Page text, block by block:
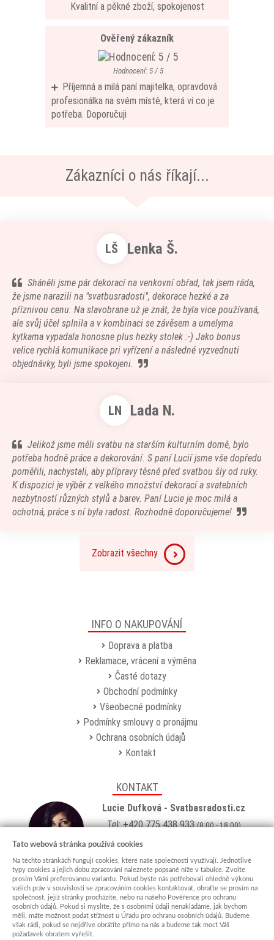
Kvalitní a pěkné zboží, spokojenost
Ověřený zákazník
Hodnocení: 5 / 5
Příjemná a milá paní majitelka, opravdová
profesionálka na svém místě, která ví co je
potřeba. Doporučuji
Zákazníci o nás říkají...
LŠ Lenka Š.
Sháněli jsme pár dekorací na venkovní obřad, tak jsem ráda,
že jsme narazili na "svatbusradosti", dekorace hezké a za
příznivou cenu. Na slavobrane už je znát, že byla vice používaná,
ale svůj účel splnila a v kombinaci se závěsem a umelyma
kytkama vypadala honosne plus hezky stolek :-) Jako bonus
velice rychlá komunikace pri vyřízení a následné vyzvednuti
objednávky, byli jsme spokojeni.
LN Lada N.
Jelikož jsme měli svatbu na starším kulturním domě, bylo
potřeba hodně práce a dekorování. S paní Lucií jsme vše dopředu
poměřili, nachystali, aby přípravy těsně před svatbou šly od ruky.
K dispozici je výběr z velkého množství dekorací a svatebních
nezbytností různých stylů a barev. Paní Lucie je moc milá a
ochotná, práce s ní byla radost. Rozhodně doporučujeme!
Zobrazit všechny
INFO O NAKUPOVÁNÍ
Doprava a platba
Reklamace, vrácení a výměna
Časté dotazy
Obchodní podmínky
Všeobecné podmínky
Podmínky smlouvy o pronájmu
Ochrana osobních údajů
Kontakt
KONTAKT
Lucie Dufková - Svatbasradosti.cz
Tel: +420 775 438 933(8:00 - 18:00)
Email:
Showroom
Jungmannova 627, Kyjov 69701
Po-Pá: po domluvě (více info)
Tato webová stránka používá cookies
Na těchto stránkách fungují cookies, které naše společnosti využívají. Jednotlivé
typy cookies a jejich dobu zpracování naleznete popsané níže v tabulce. Zvolte
prosím Vámi preferovanou variantu. Pokud byste nás potřebovali ohledně výkonu
vašich práv v souvislosti se zpracováním cookies kontaktovat, obraťte se prosím na
společnost, jejíž stránky procházíte, nebo na našeho Pověřence pro ochranu
osobních údajů. Pokud si myslíte, že s osobními údaji nenakládáme, jak bychom
měli, máte možnost podat stížnost u Úřadu pro ochranu osobních údajů. Budeme
však rádi, pokud se nejdříve obrátíte přímo na nás a budeme tak moct Váš
požadavek obratem vyřešit.